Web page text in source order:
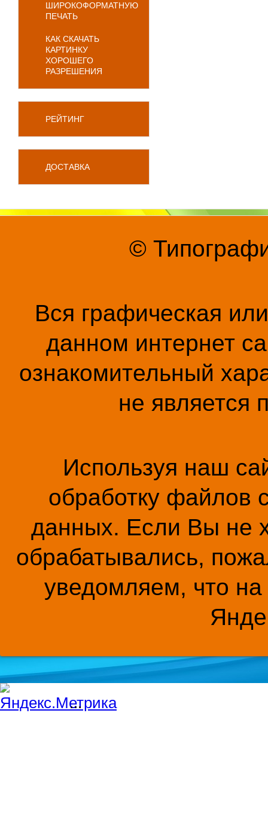
ШИРОКОФОРМАТНУЮ
ПЕЧАТЬ
КАК СКАЧАТЬ
КАРТИНКУ
ХОРОШЕГО
РАЗРЕШЕНИЯ
РЕЙТИНГ
ДОСТАВКА
©
Вся графическая
данном интернет
ознакомительный
не является
Используя наш
обработку файлов
данных. Если Вы не
обрабатывались,
уведомляем, что на
...